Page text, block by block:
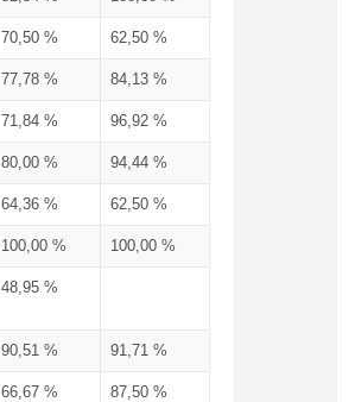
70,50 % 62,50 %
77,78 % 84,13 %
71,84 % 96,92 %
80,00 % 94,44 %
64,36 % 62,50 %
100,00 % 100,00 %
48,95 %
90,51 % 91,71 %
66,67 % 87,50 %